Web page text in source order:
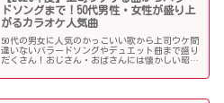
ドソングまで！50代男性・女性が盛り上
がるカラオケ人気曲
50代の男女に人気のかっこいい歌から上司ウケ間
違いないバラードソングやデュエット曲まで盛り
だくさん！おじさん・おばさんには懐かしい昭和
懐メロも多数。みんなが知っている曲は音痴でも
はず！